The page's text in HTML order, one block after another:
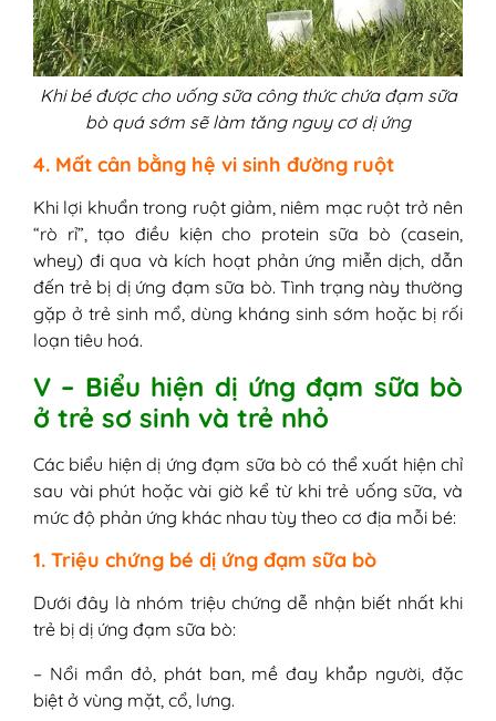
Khi bé được cho uống sữa công thức chứa đạm sữa
bò quá sớm sẽ làm tăng nguy cơ dị ứng
4. Mất cân bằng hệ vi sinh đường ruột
Khi lợi khuẩn trong ruột giảm, niêm mạc ruột trở nên
“rò rỉ”, tạo điều kiện cho protein sữa bò (casein,
whey) đi qua và kích hoạt phản ứng miễn dịch, dẫn
đến trẻ bị dị ứng đạm sữa bò. Tình trạng này thường
gặp ở trẻ sinh mổ, dùng kháng sinh sớm hoặc bị rối
loạn tiêu hoá.
V – Biểu hiện dị ứng đạm sữa bò
ở trẻ sơ sinh và trẻ nhỏ
Các biểu hiện dị ứng đạm sữa bò có thể xuất hiện chỉ
sau vài phút hoặc vài giờ kể từ khi trẻ uống sữa, và
mức độ phản ứng khác nhau tùy theo cơ địa mỗi bé:
1. Triệu chứng bé dị ứng đạm sữa bò
Dưới đây là nhóm triệu chứng dễ nhận biết nhất khi
trẻ bị dị ứng đạm sữa bò:
– Nổi mẩn đỏ, phát ban, mề đay khắp người, đặc
biệt ở vùng mặt, cổ, lưng.